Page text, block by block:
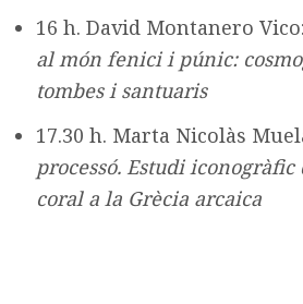
16 h. David Montanero
al món fenici i púnic:
tombes i santuaris
17.30 h. Marta Nicolàs
processó. Estudi
coral a la Grècia arcaica